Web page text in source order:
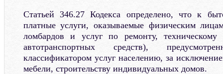
Статьей 346.27 Кодекса определено, что к
платные услуги, оказываемые физическим
ломбардов и услуг по ремонту,
автотранспортных средств),
классификатором услуг населению, за
мебели, строительству индивидуальных домов.